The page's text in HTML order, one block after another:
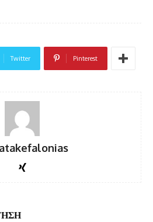
Twitter Pinterest